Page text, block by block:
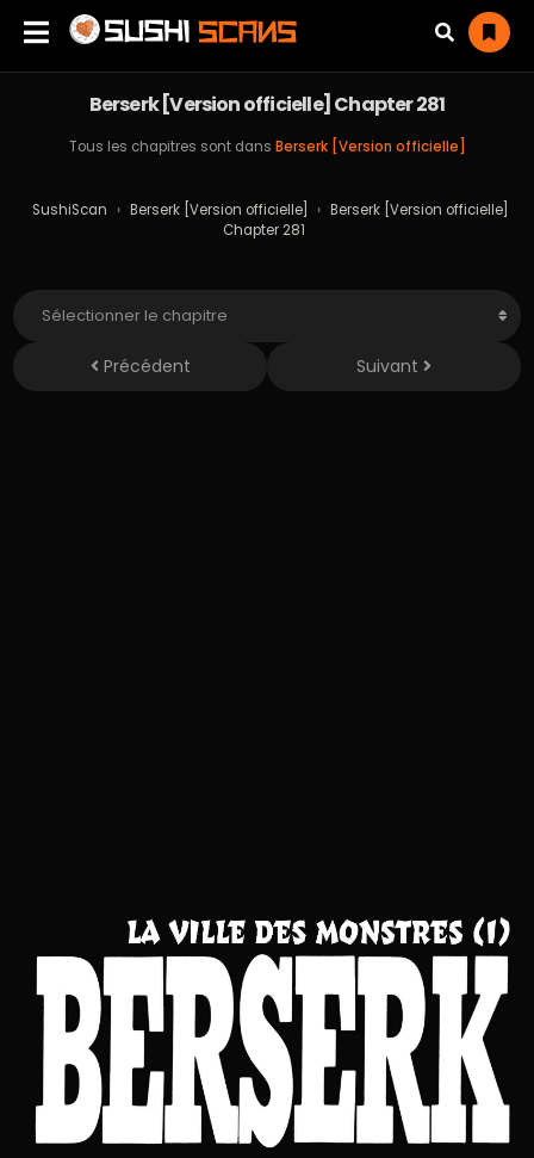
Berserk [Version officielle] Chapter 281
Tous les chapitres sont dans Berserk [Version officielle]
SushiScan › Berserk [Version officielle] › Berserk [Version officielle]
Chapter 281
Précédent Suivant